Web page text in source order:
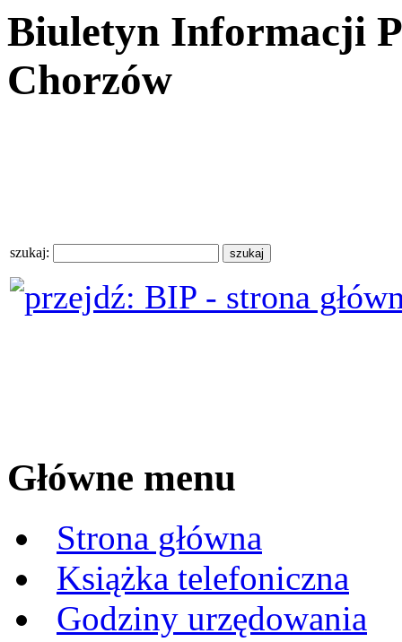
Biuletyn Informacji
Chorzów
szukaj:
Główne menu
Strona główna
Książka telefoniczna
Godziny urzędowania